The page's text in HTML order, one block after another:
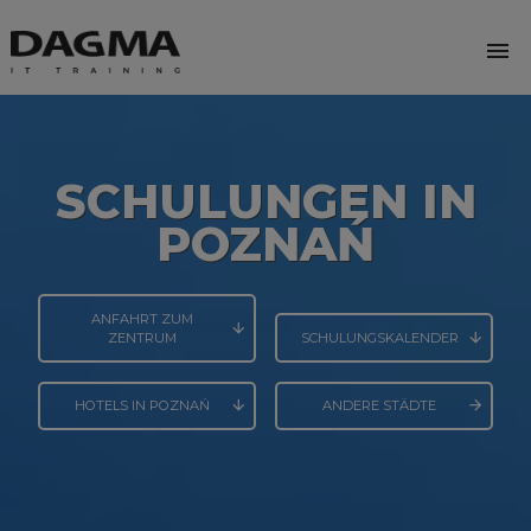
menu
SCHULUNGEN IN
POZNAŃ
ANFAHRT ZUM
ZENTRUM
SCHULUNGSKALENDER
HOTELS IN POZNAŃ ANDERE STÄDTE